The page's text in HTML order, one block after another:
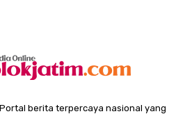
berita terpercaya nasional yang